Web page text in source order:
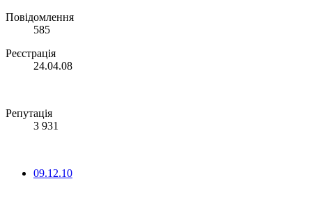
Повідомлення
585
Реєстрація
24.04.08
Репутація
3 931
09.12.10